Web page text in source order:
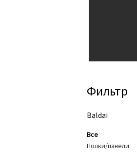
Фильтр
Baldai
Все
Полки/панели